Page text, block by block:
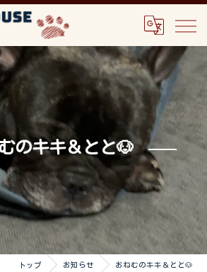
のキキ＆とと🐶
トップ お知らせ おねむのキキ＆とと🐶